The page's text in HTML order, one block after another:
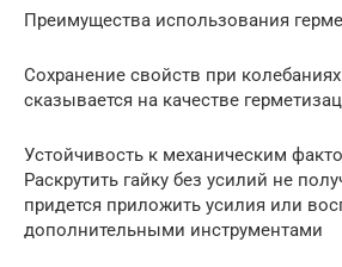
Преимущества использования
Сохранение свойств при
сказывается на качестве
Устойчивость к механическим
Раскрутить гайку без усилий не
придется приложить усилия или
дополнительными инструментами